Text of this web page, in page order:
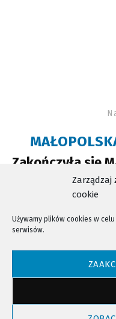
Zarządzaj
cookie
Używamy plików cookies w
serwisów.
Zakończyła się
Naukowców
NTV - Nasza Telewizja